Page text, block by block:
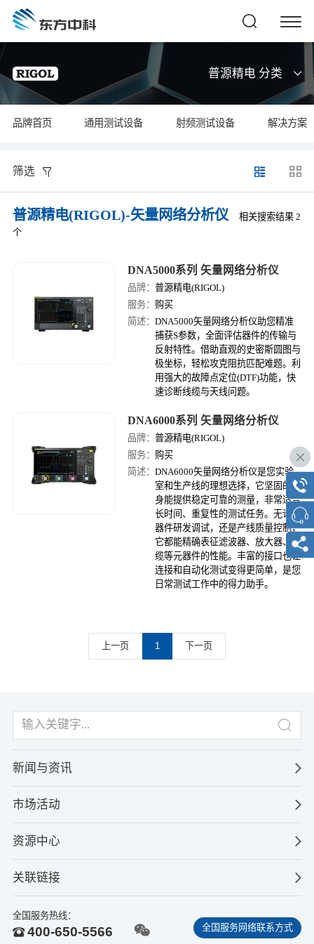
普源精电 分类
品牌首页 通用测试设备 射频测试设备 解决方案
筛选
普源精电(RIGOL)-矢量网络分析仪
相关搜索结果 2
个
DNA5000系列 矢量网络分析仪
品牌：普源精电(RIGOL)
服务： 购买
简述：DNA5000矢量网络分析仪助您精准
捕获S参数，全面评估器件的传输与
反射特性。借助直观的史密斯圆图与
极坐标，轻松攻克阻抗匹配难题。利
用强大的故障点定位(DTF)功能，快
速诊断线缆与天线问题。
DNA6000系列 矢量网络分析仪
品牌：普源精电(RIGOL)
服务： 购买
简述：DNA6000矢量网络分析仪是您实验
室和生产线的理想选择，它坚固的机
身能提供稳定可靠的测量，非常适合
长时间、重复性的测试任务。无论是
器件研发调试，还是产线质量控制，
它都能精确表征滤波器、放大器、线
缆等元器件的性能。丰富的接口也让
连接和自动化测试变得更简单，是您
日常测试工作中的得力助手。
上一页 1 下一页
新闻与资讯
市场活动
资源中心
关联链接
全国服务热线：
400-650-5566 全国服务网络联系方式